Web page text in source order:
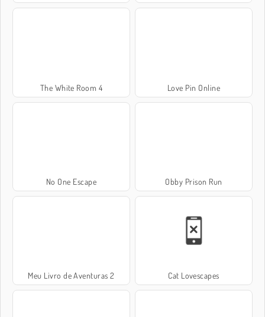
The White Room 4 Love Pin Online
No One Escape Obby Prison Run
Meu Livro de Aventuras 2 Cat Lovescapes